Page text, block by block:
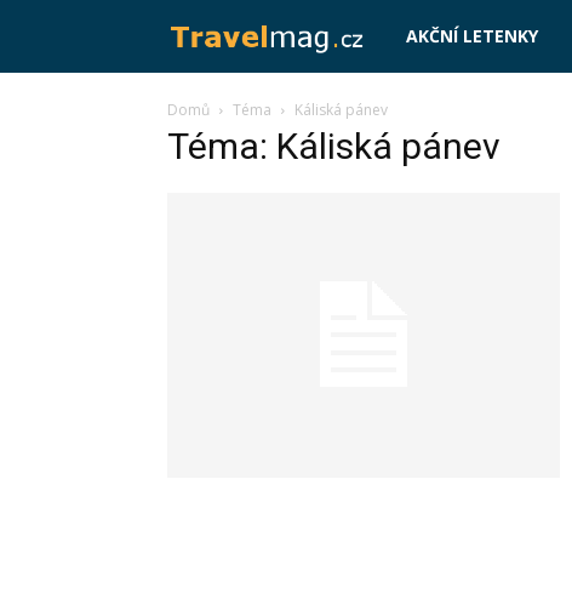
Travelmag.cz
AKČNÍ LETENKY
Domů Téma Káliská pánev
Téma: Káliská pánev